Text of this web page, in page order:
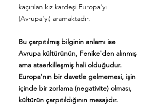
kaçırılan kız kardeşi Europa'yı
(Avrupa'yı) aramaktadır.
Bu çarpıtılmış bilginin anlamı ise
Avrupa kültürünün, Fenike'den alınmış
ama ataerkilleşmiş hali olduğudur.
Europa'nın bir davetle gelmemesi, işin
içinde bir zorlama (negativite) olması,
kültürün çarpıtıldığının mesajıdır.